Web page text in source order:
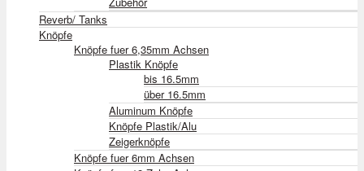
Reverb/ Tanks
Knöpfe
Knöpfe fuer 6,35mm Achsen
Plastik Knöpfe
bis 16.5mm
über 16.5mm
Aluminum Knöpfe
Knöpfe Plastik/Alu
Zeigerknöpfe
Knöpfe fuer 6mm Achsen